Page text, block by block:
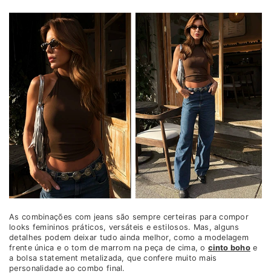
As combinações com jeans são sempre certeiras para compor
looks femininos práticos, versáteis e estilosos. Mas, alguns
detalhes podem deixar tudo ainda melhor, como a modelagem
frente única e o tom de marrom na peça de cima, o cinto boho e
a bolsa statement metalizada, que confere muito mais
personalidade ao combo final.